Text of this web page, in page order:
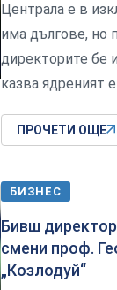
Централа е в
има дългове, но
директорите бе
казва ядреният
ПРОЧЕТИ ОЩЕ
БИЗНЕС
Бивш
смени проф.
„Козлодуй“